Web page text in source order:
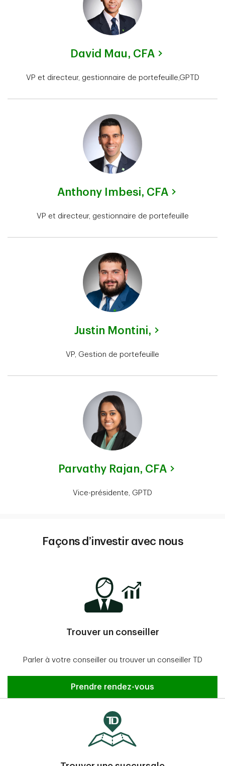
David Mau, CFA
VP et directeur, gestionnaire de portefeuille,GPTD
Anthony Imbesi, CFA
VP et directeur, gestionnaire de portefeuille
Justin Montini,
VP, Gestion de portefeuille
Parvathy Rajan, CFA
Vice-présidente, GPTD
Façons d’investir avec nous
Trouver un conseiller
Parler à votre conseiller ou trouver un conseiller TD
Prendre rendez-vous